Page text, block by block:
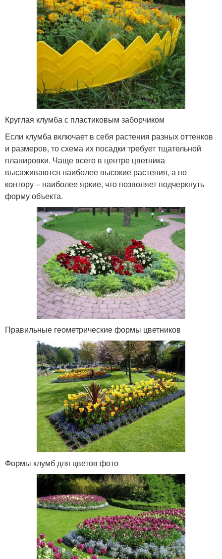
Круглая клумба с пластиковым заборчиком
Если клумба включает в себя растения разных оттенков
и размеров, то схема их посадки требует тщательной
планировки. Чаще всего в центре цветника
высаживаются наиболее высокие растения, а по
контору – наиболее яркие, что позволяет подчеркнуть
форму объекта.
Правильные геометрические формы цветников
Формы клумб для цветов фото